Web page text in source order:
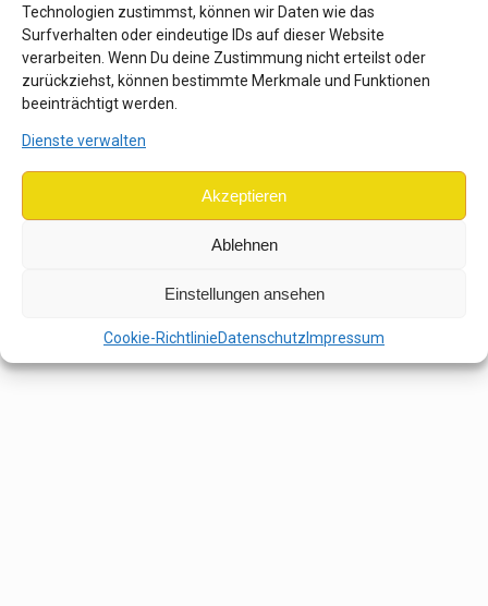
Technologien zustimmst, können wir Daten wie das
Surfverhalten oder eindeutige IDs auf dieser Website
verarbeiten. Wenn Du deine Zustimmung nicht erteilst oder
zurückziehst, können bestimmte Merkmale und Funktionen
beeinträchtigt werden.
Dienste verwalten
Akzeptieren
Ablehnen
Einstellungen ansehen
Cookie-RichtlinieDatenschutz Impressum
Mobil Desktop